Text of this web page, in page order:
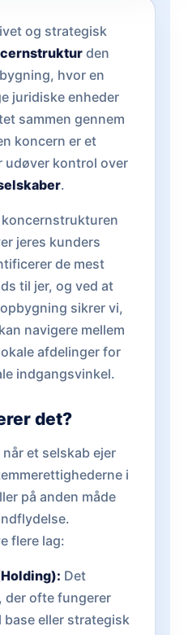
og strategisk
den
hvor en
juridiske enheder
sammen gennem
koncern er et
udøver kontrol over
.
jeres kunders
de mest
til jer, og ved at
sikrer vi,
navigere mellem
afdelinger for
indgangsvinkel.
det?
et selskab ejer
i
på anden måde
flere lag:
Det
der ofte fungerer
base eller strategisk